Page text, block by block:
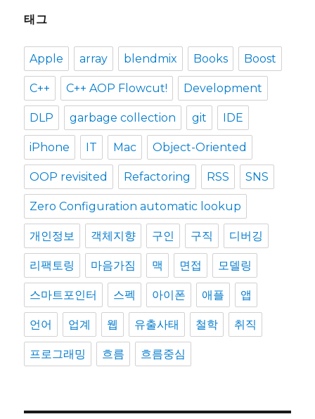
태그
Apple array blendmix Books Boost
C++ C++ AOP Flowcut! Development
DLP garbage collection git IDE
iPhone IT Mac Object-Oriented
OOP revisited Refactoring RSS SNS
Zero Configuration automatic lookup
개인정보 객체지향 구인 구직 디버깅
리팩토링 마음가짐 맥 면접 모델링
스마트포인터 스펙 아이폰 애플 앱
언어 업계 웹 유출사태 철학 취직
프로그래밍 흐름 흐름중심